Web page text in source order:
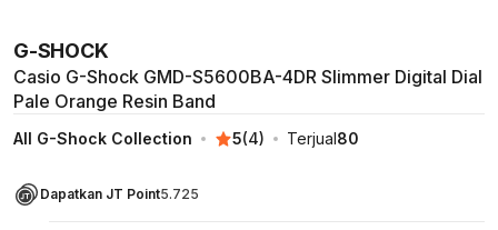
G-SHOCK
Casio G-Shock GMD-S5600BA-4DR Slimmer Digital Dial
Pale Orange Resin Band
All G-Shock Collection 5(4) Terjual80
Dapatkan JT Point5.725